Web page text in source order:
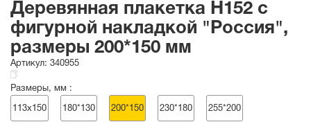
Деревянная плакетка H152 c
фигурной накладкой "Россия",
размеры 200*150 мм
Артикул: 340955
Размеры, мм :
113х150 180*130 200*150 230*180 255*200